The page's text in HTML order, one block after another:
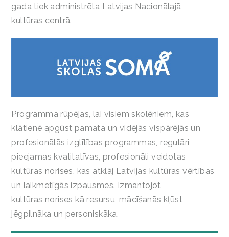
gada tiek administrēta Latvijas Nacionālajā
kultūras centrā.
Programma rūpējas, lai visiem skolēniem, kas
klātienē apgūst pamata un vidējās vispārējās un
profesionālās izglītības programmas, regulāri
pieejamas kvalitatīvas, profesionāli veidotas
kultūras norises, kas atklāj Latvijas kultūras vērtības
un laikmetīgās izpausmes. Izmantojot
kultūras norises kā resursu, mācīšanās kļūst
jēgpilnāka un personiskāka.